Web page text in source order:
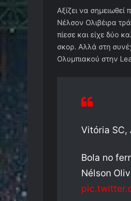
Αξίζει να σημειωθεί
Νέλσον Ολιβέιρα
πίεσε και είχε δύο
σκορ. Αλλά στη
Ολυμπιακού στην
Vitória SC,
Bola no
Nélson